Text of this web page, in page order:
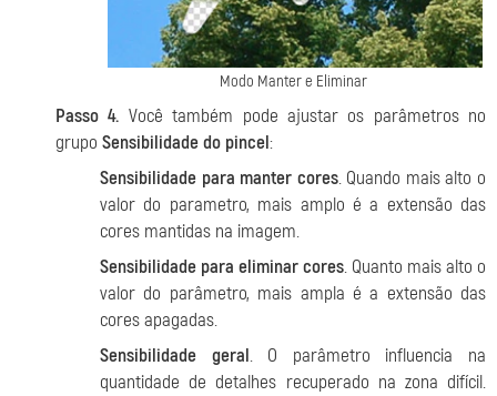
Modo Manter e Eliminar
Passo 4. Você também pode ajustar os parâmetros no
grupo Sensibilidade do pincel:
Sensibilidade para manter cores. Quando mais alto o
valor do parametro, mais amplo é a extensão das
cores mantidas na imagem.
Sensibilidade para eliminar cores. Quanto mais alto o
valor do parâmetro, mais ampla é a extensão das
cores apagadas.
Sensibilidade geral. O parâmetro influencia na
quantidade de detalhes recuperado na zona difícil.